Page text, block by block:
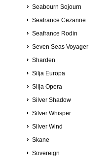
Seabourn Sojourn
Seafrance Cezanne
Seafrance Rodin
Seven Seas Voyager
Sharden
Silja Europa
Silja Opera
Silver Shadow
Silver Whisper
Silver Wind
Skane
Sovereign